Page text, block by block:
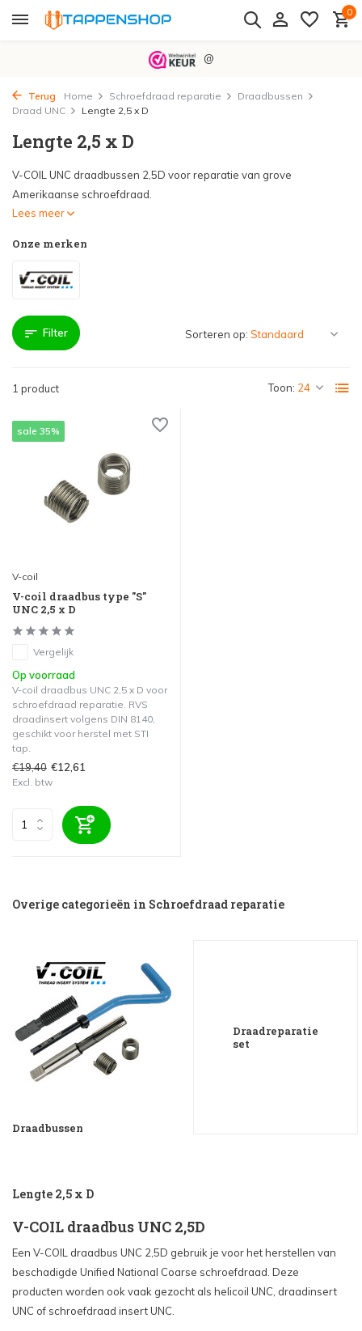
0
@
Terug Home Schroefdraad reparatie
Draadbussen
Draad UNC
Lengte 2,5 x D
Lengte 2,5 x D
V-COIL UNC draadbussen 2,5D voor reparatie van grove
Amerikaanse schroefdraad.
Lees meer
Onze merken
Filter
1 product Toon:
Sorteren op:
sale 35%
V-coil
V-coil draadbus type "S"
UNC 2,5 x D
Vergelijk
Op voorraad
V-coil draadbus UNC 2,5 x D voor
schroefdraad reparatie. RVS
draadinsert volgens DIN 8140,
geschikt voor herstel met STI
tap.
€19,40 €12,61
Excl. btw
Overige categorieën in Schroefdraad reparatie
Draadbussen
Draadreparatie
set
Lengte 2,5 x D
V-COIL draadbus UNC 2,5D
Een V-COIL draadbus UNC 2,5D gebruik je voor het herstellen van
beschadigde Unified National Coarse schroefdraad. Deze
producten worden ook vaak gezocht als helicoil UNC, draadinsert
UNC of schroefdraad insert UNC.